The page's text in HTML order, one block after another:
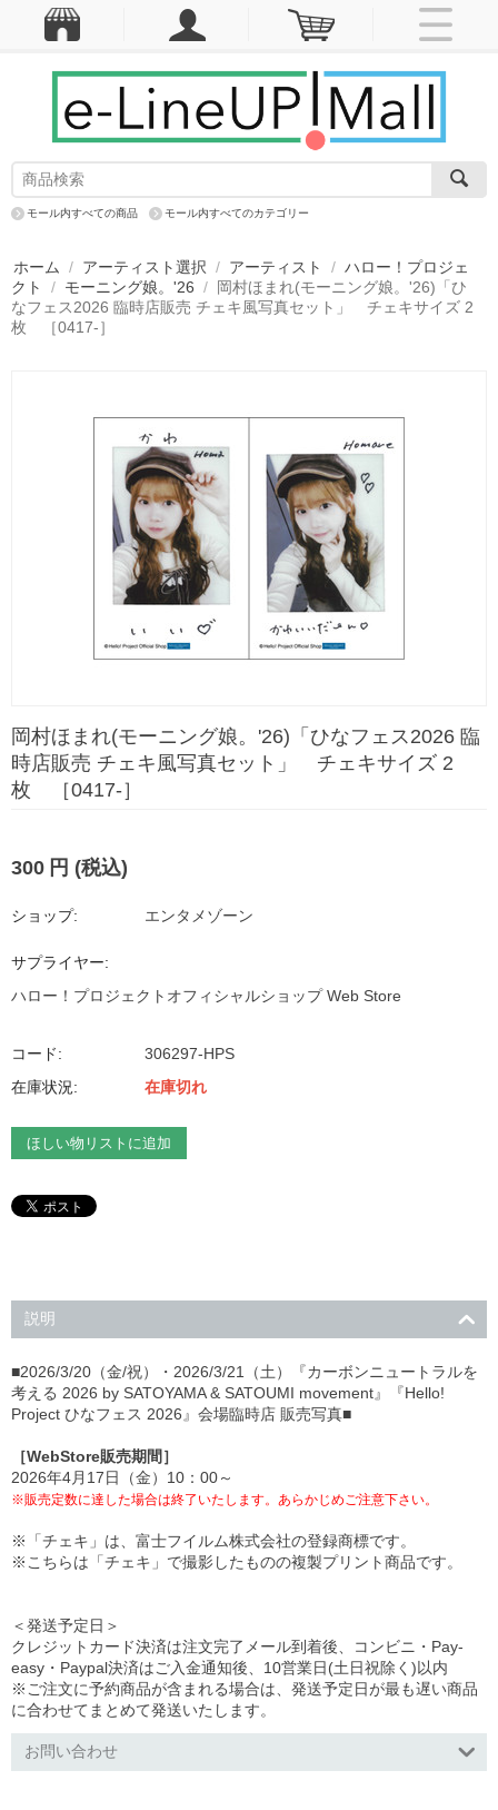
モール内すべての商品 モール内すべてのカテゴリー
ホーム / アーティスト選択 / アーティスト / ハロー！プロジェ
クト
/ モーニング娘。'26 /
岡村ほまれ(モーニング娘。'26)「ひ
なフェス2026 臨時店販売 チェキ風写真セット」 チェキサイズ 2
枚 ［0417-］
岡村ほまれ(モーニング娘。'26)「ひなフェス2026 臨
時店販売 チェキ風写真セット」 チェキサイズ 2
枚 ［0417-］
300 円 (税込)
ショップ: エンタメゾーン
サプライヤー:
ハロー！プロジェクトオフィシャルショップ Web Store
コード:
306297-HPS
在庫状況:
在庫切れ
ほしい物リストに追加
説明
■2026/3/20（金/祝）・2026/3/21（土）『カーボンニュートラルを
考える 2026 by SATOYAMA & SATOUMI movement』『Hello!
Project ひなフェス 2026』会場臨時店 販売写真■
［WebStore販売期間］
2026年4月17日（金）10：00～
※販売定数に達した場合は終了いたします。あらかじめご注意下さい。
※「チェキ」は、富士フイルム株式会社の登録商標です。
※こちらは「チェキ」で撮影したものの複製プリント商品です。
＜発送予定日＞
クレジットカード決済は注文完了メール到着後、コンビニ・Pay-
easy・Paypal決済はご入金通知後、10営業日(土日祝除く)以内
※ご注文に予約商品が含まれる場合は、発送予定日が最も遅い商品
に合わせてまとめて発送いたします。
お問い合わせ